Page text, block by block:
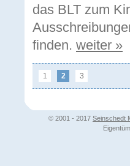
das BLT zum
finden. weiter »
1 2 3
© 2001 - 2017 Seinschedt